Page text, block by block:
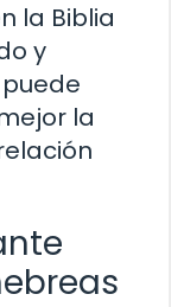
la Biblia
y
la